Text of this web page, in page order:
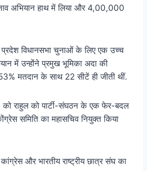
अभियान हाथ में लिया और 4,00,000
विधानसभा चुनाओं के लिए एक उच्च
में उन्होंने प्रमुख भूमिका अदा की
मतदान के साथ 22 सीटें ही जीती थीं.
राहुल को पार्टी-संघठन के एक फेर-बदल
समिति का महासचिव नियुक्त किया
और भारतीय राष्ट्रीय छात्र संघ का